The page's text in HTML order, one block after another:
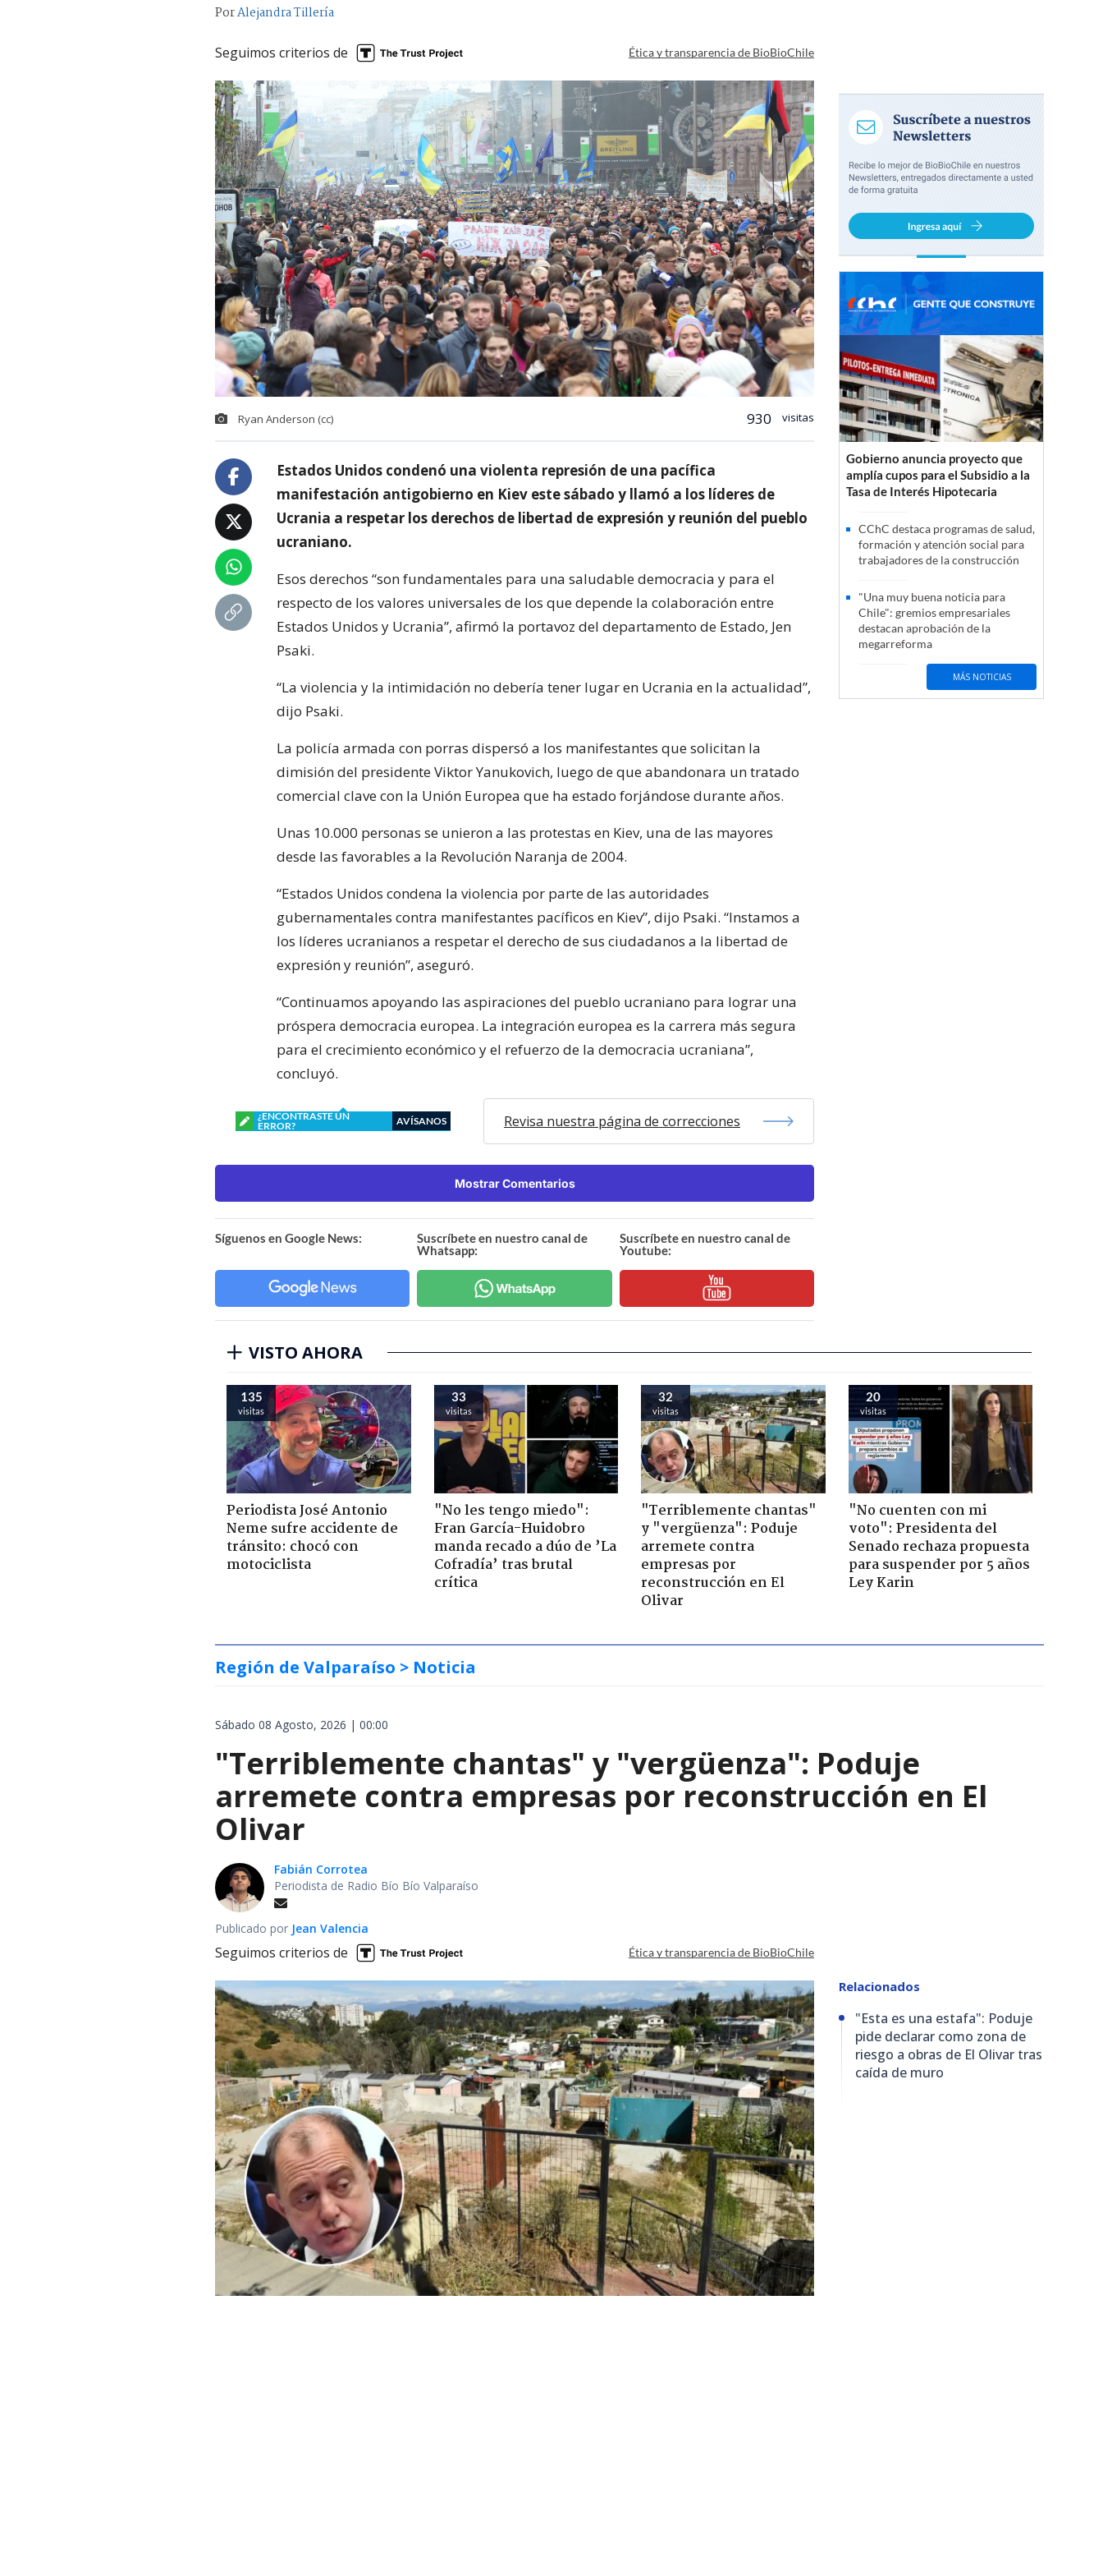
PorAlejandra Tillería
Seguimos criterios de Ética y transparencia de BioBioChile
Ryan Anderson (cc) 930 visitas
Estados Unidos condenó una violenta represión de una pacífica
manifestación antigobierno en Kiev este sábado y llamó a los líderes de
Ucrania a respetar los derechos de libertad de expresión y reunión del pueblo
ucraniano.
Esos derechos “son fundamentales para una saludable democracia y para el
respecto de los valores universales de los que depende la colaboración entre
Estados Unidos y Ucrania”, afirmó la portavoz del departamento de Estado, Jen
Psaki.
“La violencia y la intimidación no debería tener lugar en Ucrania en la actualidad”,
dijo Psaki.
La policía armada con porras dispersó a los manifestantes que solicitan la
dimisión del presidente Viktor Yanukovich, luego de que abandonara un tratado
comercial clave con la Unión Europea que ha estado forjándose durante años.
Unas 10.000 personas se unieron a las protestas en Kiev, una de las mayores
desde las favorables a la Revolución Naranja de 2004.
“Estados Unidos condena la violencia por parte de las autoridades
gubernamentales contra manifestantes pacíficos en Kiev”, dijo Psaki. “Instamos a
los líderes ucranianos a respetar el derecho de sus ciudadanos a la libertad de
expresión y reunión”, aseguró.
“Continuamos apoyando las aspiraciones del pueblo ucraniano para lograr una
próspera democracia europea. La integración europea es la carrera más segura
para el crecimiento económico y el refuerzo de la democracia ucraniana”,
concluyó.
¿ENCONTRASTE UN
ERROR?
AVÍSANOS Revisa nuestra página de correcciones
Mostrar Comentarios
Síguenos en Google News:
Suscríbete en nuestro canal de
Whatsapp:
Suscríbete en nuestro canal de
Youtube:
Gobierno anuncia proyecto que
amplía cupos para el Subsidio a la
Tasa de Interés Hipotecaria
CChC destaca programas de salud,
formación y atención social para
trabajadores de la construcción
"Una muy buena noticia para
Chile": gremios empresariales
destacan aprobación de la
megarreforma
MÁS NOTICIAS
VISTO AHORA
135
visitas
Periodista José Antonio
Neme sufre accidente de
tránsito: chocó con
motociclista
33
visitas
"No les tengo miedo":
Fran García-Huidobro
manda recado a dúo de ’La
Cofradía’ tras brutal
crítica
32
visitas
"Terriblemente chantas"
y "vergüenza": Poduje
arremete contra
empresas por
reconstrucción en El
Olivar
20
visitas
"No cuenten con mi
voto": Presidenta del
Senado rechaza propuesta
para suspender por 5 años
Ley Karin
Región de Valparaíso > Noticia
Sábado 08 Agosto, 2026 | 00:00
"Terriblemente chantas" y "vergüenza": Poduje
arremete contra empresas por reconstrucción en El
Olivar
Fabián Corrotea
Periodista de Radio Bío Bío Valparaíso
Publicado por Jean Valencia
Seguimos criterios de Ética y transparencia de BioBioChile
Relacionados
"Esta es una estafa": Poduje
pide declarar como zona de
riesgo a obras de El Olivar tras
caída de muro